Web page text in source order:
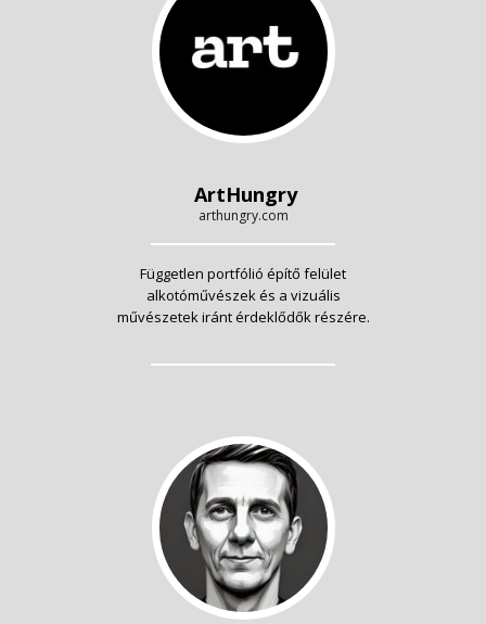
ArtHungry
arthungry.com
Független portfólió építő felület
alkotóművészek és a vizuális
művészetek iránt érdeklődők részére.